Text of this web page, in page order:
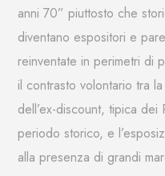
anni 70” piuttosto che
diventano espositori e
reinventate in perimetri di
il contrasto volontario tra
dell’ex-discount, tipica dei
periodo storico, e
alla presenza di grandi